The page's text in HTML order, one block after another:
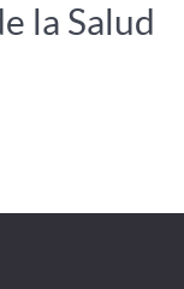
la Salud